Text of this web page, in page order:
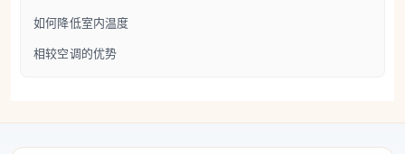
如何降低室内温度
相较空调的优势